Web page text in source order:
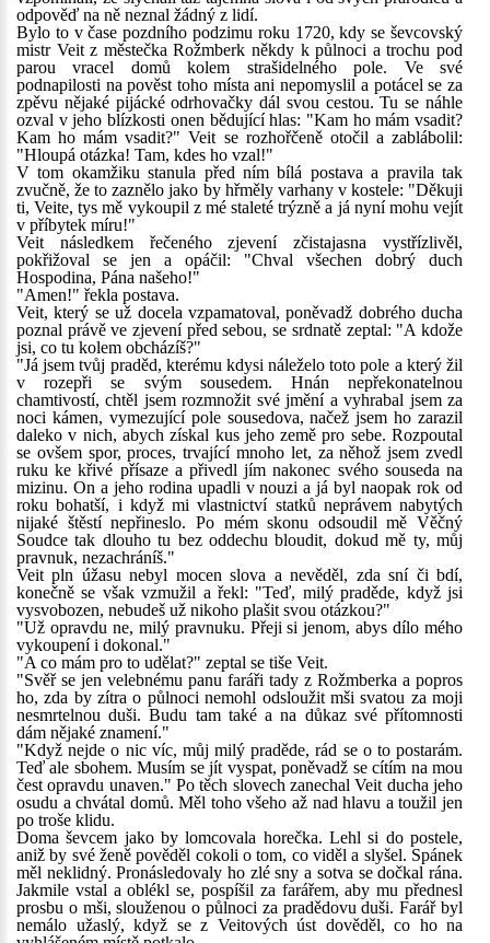
odpověď na ně neznal žádný z lidí.
Bylo to v čase pozdního podzimu roku 1720, kdy se ševcovský
mistr Veit z městečka Rožmberk někdy k půlnoci a trochu pod
parou vracel domů kolem strašidelného pole. Ve své
podnapilosti na pověst toho místa ani nepomyslil a potácel se za
zpěvu nějaké pijácké odrhovačky dál svou cestou. Tu se náhle
ozval v jeho blízkosti onen bědující hlas: "Kam ho mám vsadit?
Kam ho mám vsadit?" Veit se rozhořčeně otočil a zablábolil:
"Hloupá otázka! Tam, kdes ho vzal!"
V tom okamžiku stanula před ním bílá postava a pravila tak
zvučně, že to zaznělo jako by hřměly varhany v kostele: "Děkuji
ti, Veite, tys mě vykoupil z mé staleté trýzně a já nyní mohu vejít
v příbytek míru!"
Veit následkem řečeného zjevení zčistajasna vystřízlivěl,
pokřižoval se jen a opáčil: "Chval všechen dobrý duch
Hospodina, Pána našeho!"
"Amen!" řekla postava.
Veit, který se už docela vzpamatoval, poněvadž dobrého ducha
poznal právě ve zjevení před sebou, se srdnatě zeptal: "A kdože
jsi, co tu kolem obcházíš?"
"Já jsem tvůj praděd, kterému kdysi náleželo toto pole a který žil
v rozepři se svým sousedem. Hnán nepřekonatelnou
chamtivostí, chtěl jsem rozmnožit své jmění a vyhrabal jsem za
noci kámen, vymezující pole sousedova, načež jsem ho zarazil
daleko v nich, abych získal kus jeho země pro sebe. Rozpoutal
se ovšem spor, proces, trvající mnoho let, za něhož jsem zvedl
ruku ke křivé přísaze a přivedl jím nakonec svého souseda na
mizinu. On a jeho rodina upadli v nouzi a já byl naopak rok od
roku bohatší, i když mi vlastnictví statků neprávem nabytých
nijaké štěstí nepřineslo. Po mém skonu odsoudil mě Věčný
Soudce tak dlouho tu bez oddechu bloudit, dokud mě ty, můj
pravnuk, nezachráníš."
Veit pln úžasu nebyl mocen slova a nevěděl, zda sní či bdí,
konečně se však vzmužil a řekl: "Teď, milý praděde, když jsi
vysvobozen, nebudeš už nikoho plašit svou otázkou?"
"Už opravdu ne, milý pravnuku. Přeji si jenom, abys dílo mého
vykoupení i dokonal."
"A co mám pro to udělat?" zeptal se tiše Veit.
"Svěř se jen velebnému panu faráři tady z Rožmberka a popros
ho, zda by zítra o půlnoci nemohl odsloužit mši svatou za moji
nesmrtelnou duši. Budu tam také a na důkaz své přítomnosti
dám nějaké znamení."
"Když nejde o nic víc, můj milý praděde, rád se o to postarám.
Teď ale sbohem. Musím se jít vyspat, poněvadž se cítím na mou
čest opravdu unaven." Po těch slovech zanechal Veit ducha jeho
osudu a chvátal domů. Měl toho všeho až nad hlavu a toužil jen
po troše klidu.
Doma ševcem jako by lomcovala horečka. Lehl si do postele,
aniž by své ženě pověděl cokoli o tom, co viděl a slyšel. Spánek
měl neklidný. Pronásledovaly ho zlé sny a sotva se dočkal rána.
Jakmile vstal a oblékl se, pospíšil za farářem, aby mu přednesl
prosbu o mši, slouženou o půlnoci za pradědovu duši. Farář byl
nemálo užaslý, když se z Veitových úst dověděl, co ho na